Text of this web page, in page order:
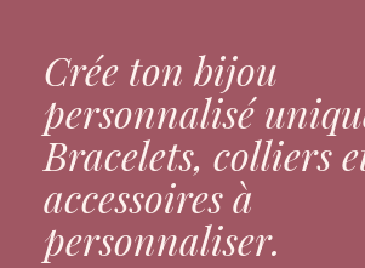
Crée ton bijou
personnalisé
Bracelets, colliers
accessoires à
personnaliser.